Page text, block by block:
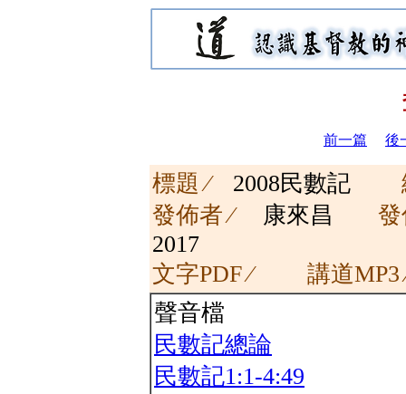
前一篇 後
標題 ∕2008民數記
發佈者 ∕
康來昌
2017
文字PDF ∕
講道
聲音檔
民數記總論
民數記1:1-4:49